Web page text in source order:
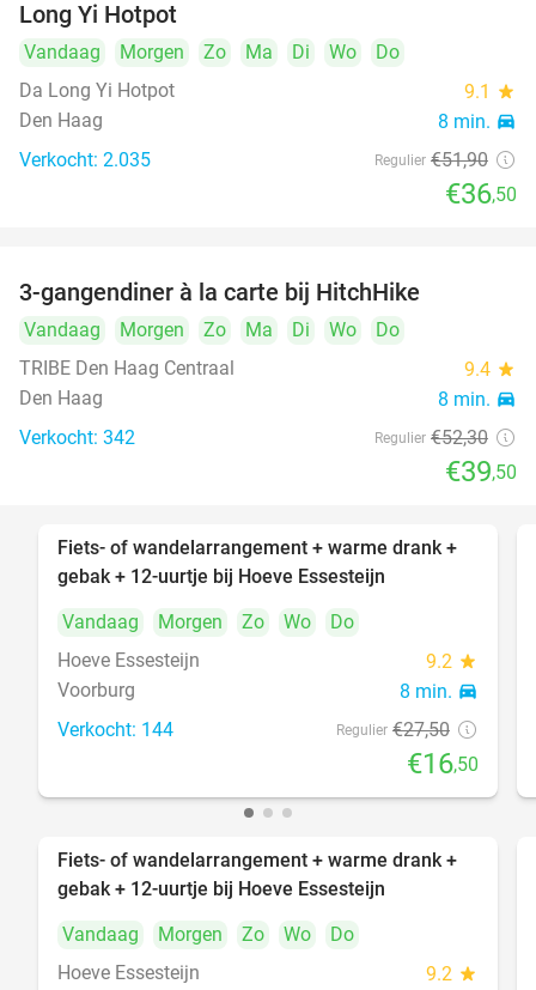
Long Yi Hotpot
Vandaag Morgen Zo Ma Di Wo
Do
Da Long Yi Hotpot
9.1 star
Den Haag 8 min. directions_car
Verkocht: 2.035 Regulier €51,90
€36,50
3-gangendiner à la carte bij HitchHike
Vandaag Morgen Zo Ma Di Wo
Do
TRIBE Den Haag Centraal
9.4 star
Den Haag 8 min. directions_car
Verkocht: 342 Regulier €52,30
€39,50
40%
Fiets- of wandelarrangement + warme drank +
gebak + 12-uurtje bij Hoeve Essesteijn
Vandaag
Morgen Zo Wo
Do
Hoeve Essesteijn
9.2 star
Voorburg 8 min. directions_car
Verkocht: 144 Regulier €27,50
€16,50
40%
Fiets- of wandelarrangement + warme drank +
gebak + 12-uurtje bij Hoeve Essesteijn
Vandaag
Morgen Zo Wo
Do
Hoeve Essesteijn
9.2 star